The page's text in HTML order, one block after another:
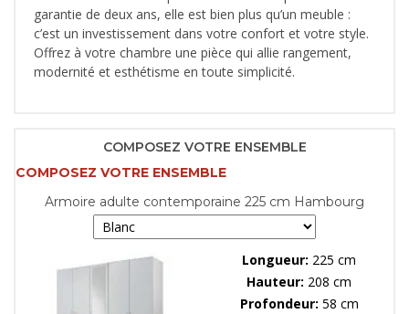
garantie de deux ans, elle est bien plus qu’un meuble :
c’est un investissement dans votre confort et votre style.
Offrez à votre chambre une pièce qui allie rangement,
modernité et esthétisme en toute simplicité.
COMPOSEZ VOTRE ENSEMBLE
COMPOSEZ VOTRE ENSEMBLE
Armoire adulte contemporaine 225 cm Hambourg
Longueur: 225 cm
Hauteur: 208 cm
Profondeur: 58 cm